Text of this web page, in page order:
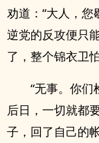
劝道：“大人，您
逆党的反攻便只
了，整个锦衣卫
“无事。你
后日，一切就都
子，回了自己的帐